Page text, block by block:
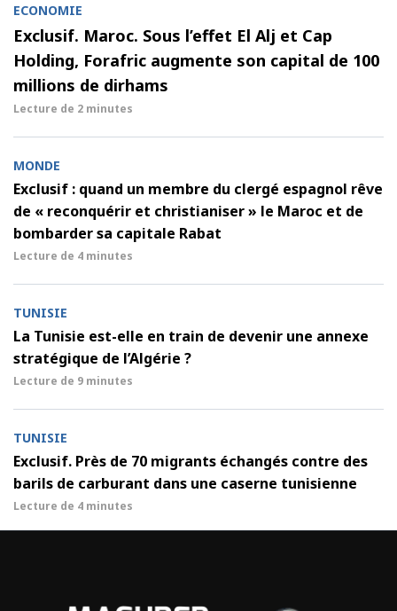
ECONOMIE
Exclusif. Maroc. Sous l’effet El Alj et Cap
Holding, Forafric augmente son capital de 100
millions de dirhams
Lecture de 2 minutes
MONDE
Exclusif : quand un membre du clergé espagnol rêve
de « reconquérir et christianiser » le Maroc et de
bombarder sa capitale Rabat
Lecture de 4 minutes
TUNISIE
La Tunisie est-elle en train de devenir une annexe
stratégique de l’Algérie ?
Lecture de 9 minutes
TUNISIE
Exclusif. Près de 70 migrants échangés contre des
barils de carburant dans une caserne tunisienne
Lecture de 4 minutes